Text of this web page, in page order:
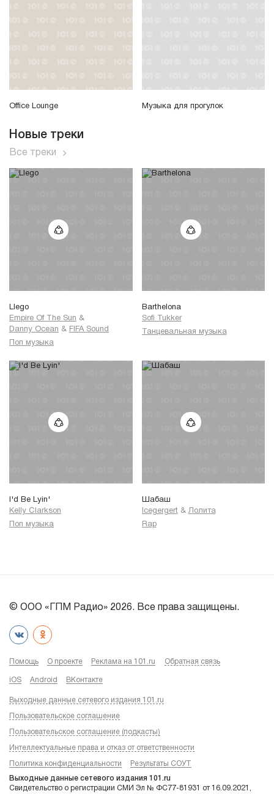
Office Lounge Музыка для прогулок
Новые треки
Все треки
Llego
Empire Of The Sun &
Danny Ocean & FIFA Sound
Поп музыка
Barthelona
Sofi Tukker
Танцевальная музыка
I'd Be Lyin'
Kelly Clarkson
Поп музыка
Шабаш
Icegergert & Лолита
Rap
© ООО «ГПМ Радио» 2026. Все права защищены.
Помощь О проекте Реклама на 101.ru Обратная связь
iOS Android ВКонтакте
Выходные данные сетевого издания 101.ru
Пользовательское соглашение
Пользовательское соглашение (подкасты)
Интеллектуальные права и отказ от ответственности
Политика конфиденциальности Результаты СОУТ
Выходные данные сетевого издания 101.ru
Свидетельство о регистрации СМИ Эл № ФС77-81931 от 16.09.2021,